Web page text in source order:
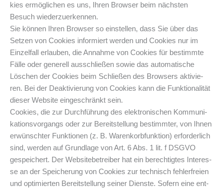
kies ermög­li­chen es uns, Ihren Brow­ser beim nächs­ten
Besuch wiederzuerkennen.
Sie kön­nen Ihren Brow­ser so ein­stel­len, dass Sie über das
Set­zen von Coo­kies infor­miert wer­den und Coo­kies nur im
Ein­zel­fall erlau­ben, die Annah­me von Coo­kies für bestimm­te
Fäl­le oder gene­rell aus­schlie­ßen sowie das auto­ma­ti­sche
Löschen der Coo­kies beim Schlie­ßen des Brow­sers akti­vie­
ren. Bei der Deak­ti­vie­rung von Coo­kies kann die Funk­tio­na­li­tät
die­ser Web­site ein­ge­schränkt sein.
Coo­kies, die zur Durch­füh­rung des elek­tro­ni­schen Kom­mu­ni­
ka­ti­ons­vor­gangs oder zur Bereit­stel­lung bestimm­ter, von Ihnen
erwünsch­ter Funk­tio­nen (z. B. Waren­korb­funk­ti­on) erfor­der­lich
sind, wer­den auf Grund­la­ge von Art. 6 Abs. 1 lit. f DSGVO
gespei­chert. Der Web­site­be­trei­ber hat ein berech­tig­tes Inter­es­
se an der Spei­che­rung von Coo­kies zur tech­nisch feh­ler­frei­en
und opti­mier­ten Bereit­stel­lung sei­ner Diens­te. Sofern eine ent­